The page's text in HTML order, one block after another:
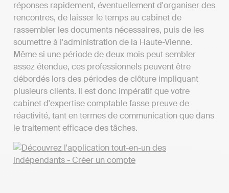
réponses rapidement, éventuellement d'organiser des
rencontres, de laisser le temps au cabinet de
rassembler les documents nécessaires, puis de les
soumettre à l'administration de la Haute-Vienne.
Même si une période de deux mois peut sembler
assez étendue, ces professionnels peuvent être
débordés lors des périodes de clôture impliquant
plusieurs clients. Il est donc impératif que votre
cabinet d'expertise comptable fasse preuve de
réactivité, tant en termes de communication que dans
le traitement efficace des tâches.